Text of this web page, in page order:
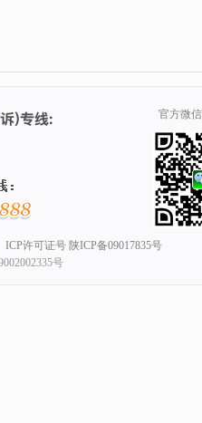
官方微
ICP许可证号 陕ICP备09017835号
号